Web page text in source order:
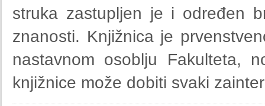
struka zastupljen je i određen
znanosti. Knjižnica je
nastavnom osoblju Fakulteta,
knjižnice može dobiti svaki